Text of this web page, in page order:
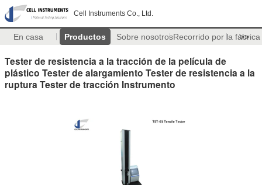
Cell Instruments Co., Ltd.
En casa Productos Sobre nosotrosRecorrido por la fábrica
>>
Tester de resistencia a la tracción de la película de
plástico Tester de alargamiento Tester de resistencia a la
ruptura Tester de tracción Instrumento